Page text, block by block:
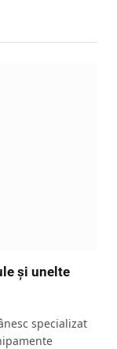
și unelte
specializat